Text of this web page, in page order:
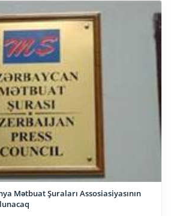
Mətbuat Şuraları Assosiasiyasının